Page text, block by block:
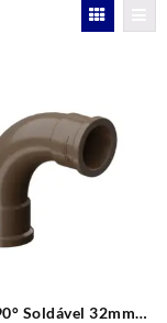
Soldável 32mm